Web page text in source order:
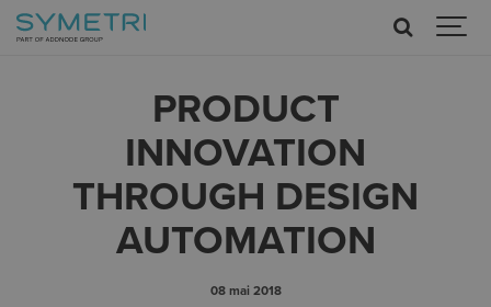
PRODUCT
INNOVATION
THROUGH DESIGN
AUTOMATION
08 mai 2018